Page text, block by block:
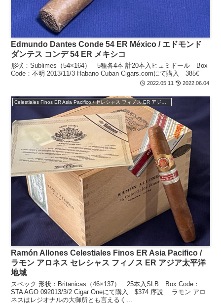
Edmundo Dantes Conde 54 ER México / エドモンド
ダンテス コンデ 54 ER メキシコ
形状：Sublimes（54×164） 5種各4本 計20本入ヒュミドール Box
Code：不明 2013/11/3 Habano Cuban Cigars.comにて購入 385€
2022.05.11 2022.06.04
Celestiales Finos ER Asia Pacifico / セレシャス フィノス ER アジア太平洋地域
Ramón Allones Celestiales Finos ER Asia Pacifico /
ラモン アロネス セレシャス フィノス ER アジア太平洋
地域
スペック 形状：Britanicas（46×137） 25本入SLB Box Code：
STA AGO 092013/3/2 Cigar Oneにて購入 $374 序説 ラモン アロ
ネスはレジオナルの大御所とも言えるく...